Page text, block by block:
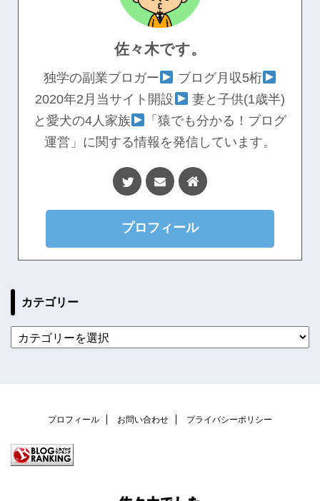
佐々木です。
独学の副業ブロガー
ブログ月収5桁
2020年2月当サイト開設
妻と子供(1歳半)
と愛犬の4人家族
「猿でも分かる！ブログ
運営」に関する情報を発信しています。
プロフィール
カテゴリー
プロフィール お問い合わせ プライバシーポリシー